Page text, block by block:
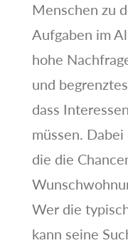
Menschen zu
Aufgaben im
hohe
und
dass
müssen.
die die
Wer die
kann seine